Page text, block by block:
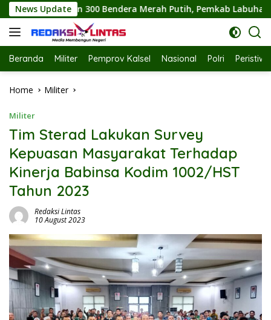
Skip
to
content
News Update
Merah Putih, Pemkab Labuhanbatu Semarakkan HUT RI
Beranda Militer Pemprov Kalsel Nasional Polri
Home Militer
Militer
Tim Sterad Lakukan Survey
Kepuasan Masyarakat Terhadap
Kinerja Babinsa Kodim 1002/HST
Tahun 2023
Redaksi Lintas
10 August 2023